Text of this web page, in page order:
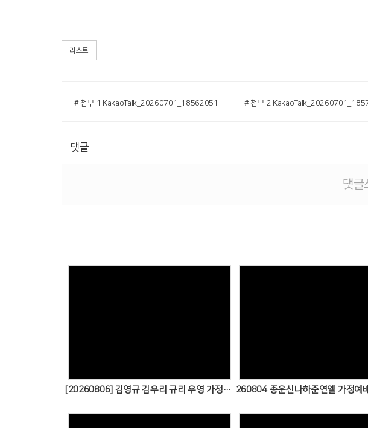
리스트
# 첨부 1.KakaoTalk_20260701_185620513.jpg
댓글
댓글
[20260806] 김영규 김우리 규리 우영 가정예배(with.할머니)